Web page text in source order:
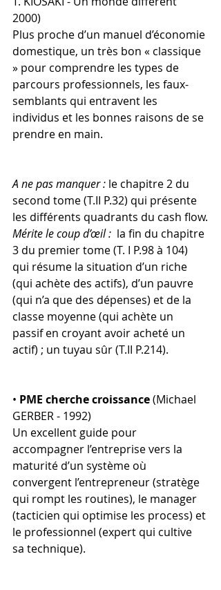
2000)
Plus proche d’un manuel d’économie
domestique, un très bon « classique
» pour comprendre les types de
parcours professionnels, les faux-
semblants qui entravent les
individus et les bonnes raisons de se
prendre en main.
A ne pas manquer : le chapitre 2 du
second tome (T.II P.32) qui présente
les différents quadrants du cash flow.
Mérite le coup d’œil :
  la fin du chapitre
3 du premier tome (T. I P.98 à 104)
qui résume la situation d’un riche
(qui achète des actifs), d’un pauvre
(qui n’a que des dépenses) et de la
classe moyenne (qui achète un
passif en croyant avoir acheté un
actif) ; un tuyau sûr (T.II P.214).
• PME cherche croissance (Michael
GERBER - 1992)
Un excellent guide pour
accompagner l’entreprise vers la
maturité d’un système où
convergent l’entrepreneur (stratège
qui rompt les routines), le manager
(tacticien qui optimise les process) et
le professionnel (expert qui cultive
sa technique).